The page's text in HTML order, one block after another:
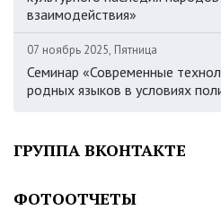
взаимодействия»
07 ноябрь 2025, Пятница
Семинар «Современные
родных языков в условиях
ГРУППА ВКОНТАКТЕ
ФОТООТЧЕТЫ